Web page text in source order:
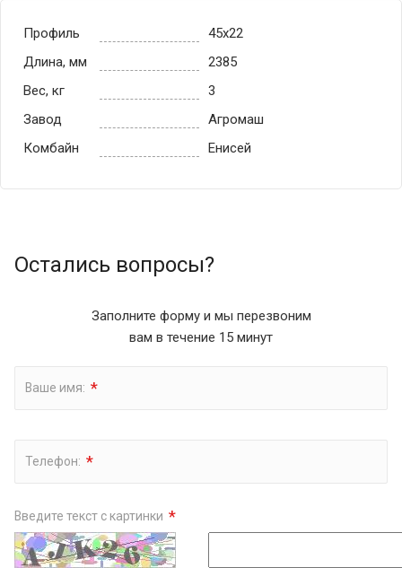
Профиль
45x22
Длина, мм
2385
Вес, кг
3
Завод
Агромаш
Комбайн
Енисей
Остались вопросы?
Заполните форму и мы перезвоним
вам в течение 15 минут
Ваше имя: *
Телефон: *
Введите текст с картинки *